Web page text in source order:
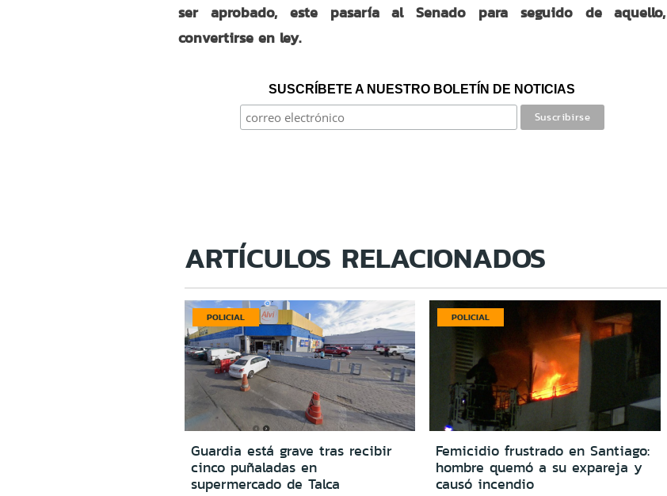
ser aprobado, este pasaría al Senado para seguido de aquello,
convertirse en ley.
SUSCRÍBETE A NUESTRO BOLETÍN DE NOTICIAS
ARTÍCULOS RELACIONADOS
POLICIAL
Guardia está grave tras recibir
cinco puñaladas en
supermercado de Talca
POLICIAL
Femicidio frustrado en Santiago:
hombre quemó a su expareja y
causó incendio